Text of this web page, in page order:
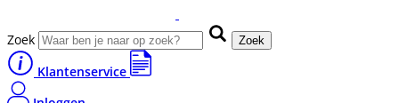
Zoek Zoek
Klantenservice